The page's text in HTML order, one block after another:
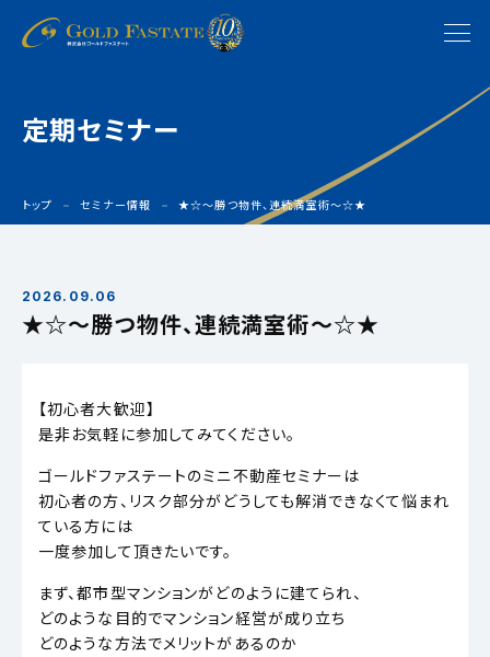
定期セミナー
トップ セミナー情報 ★☆〜勝つ物件、連続満室術〜☆★
2026.09.06
★☆〜勝つ物件、連続満室術〜☆★
【初心者大歓迎】
是非お気軽に参加してみてください。
ゴールドファステートのミニ不動産セミナーは
初心者の方、リスク部分がどうしても解消できなくて悩まれ
ている方には
一度参加して頂きたいです。
まず、都市型マンションがどのように建てられ、
どのような目的でマンション経営が成り立ち
どのような方法でメリットがあるのか